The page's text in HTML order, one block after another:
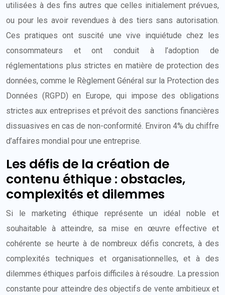
utilisées à des fins autres que celles initialement prévues,
ou pour les avoir revendues à des tiers sans autorisation.
Ces pratiques ont suscité une vive inquiétude chez les
consommateurs et ont conduit à l’adoption de
réglementations plus strictes en matière de protection des
données, comme le Règlement Général sur la Protection des
Données (RGPD) en Europe, qui impose des obligations
strictes aux entreprises et prévoit des sanctions financières
dissuasives en cas de non-conformité. Environ 4% du chiffre
d’affaires mondial pour une entreprise.
Les défis de la création de
contenu éthique : obstacles,
complexités et dilemmes
Si le marketing éthique représente un idéal noble et
souhaitable à atteindre, sa mise en œuvre effective et
cohérente se heurte à de nombreux défis concrets, à des
complexités techniques et organisationnelles, et à des
dilemmes éthiques parfois difficiles à résoudre. La pression
constante pour atteindre des objectifs de vente ambitieux et